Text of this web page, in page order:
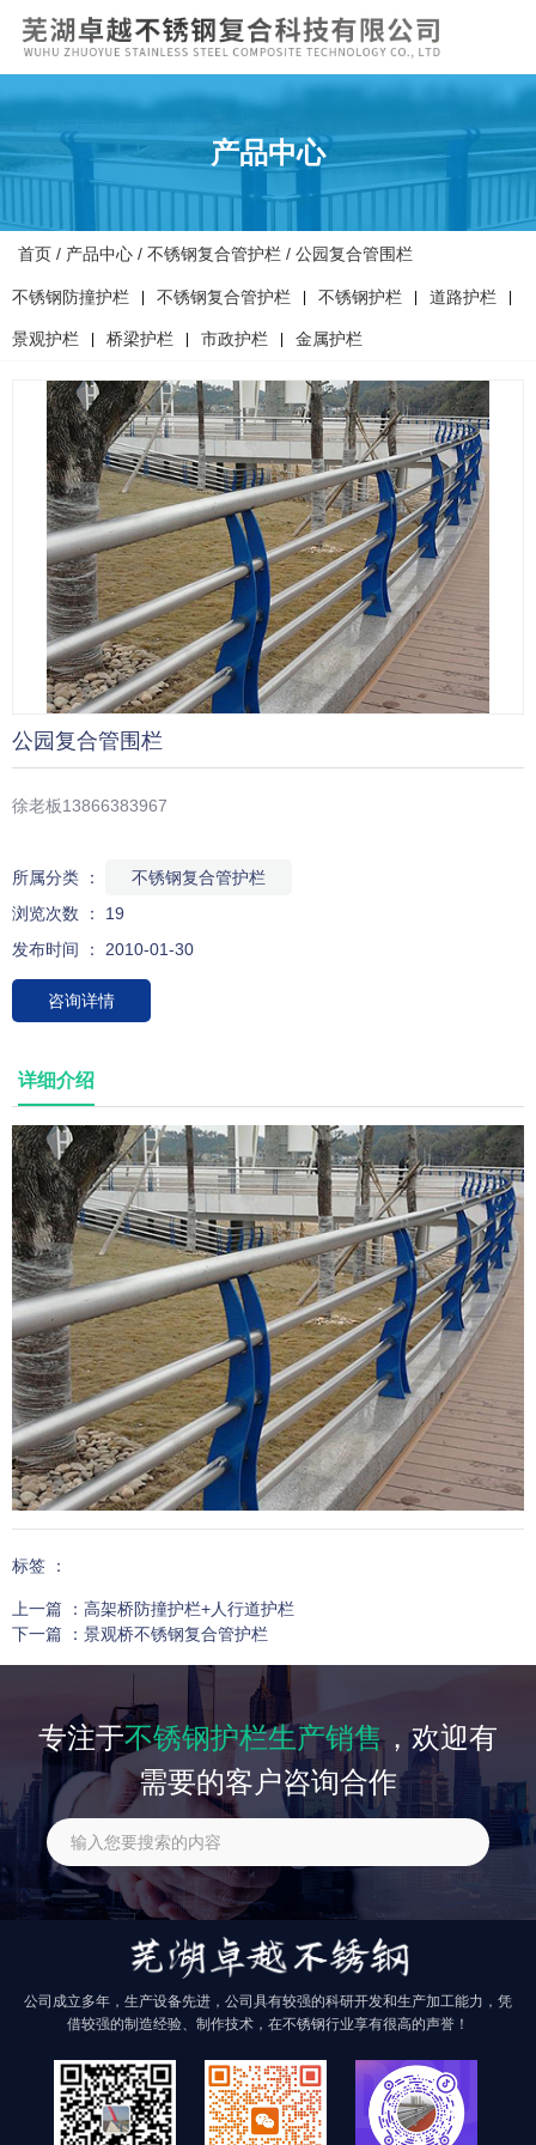
产品中心
首页 / 产品中心 / 不锈钢复合管护栏 / 公园复合管围栏
不锈钢防撞护栏 不锈钢复合管护栏 不锈钢护栏 道路护栏
景观护栏 桥梁护栏 市政护栏 金属护栏
公园复合管围栏
徐老板13866383967
所属分类 ：
不锈钢复合管护栏
浏览次数 ： 19
发布时间 ： 2010-01-30
咨询详情
详细介绍
标签 ：
上一篇 ： 高架桥防撞护栏+人行道护栏
下一篇 ： 景观桥不锈钢复合管护栏
相关产品
找不到任何内容
专注于不锈钢护栏生产销售，欢迎有
需要的客户咨询合作
公司成立多年，生产设备先进，公司具有较强的科研开发和生产加工能力，凭
借较强的制造经验、制作技术，在不锈钢行业享有很高的声誉！